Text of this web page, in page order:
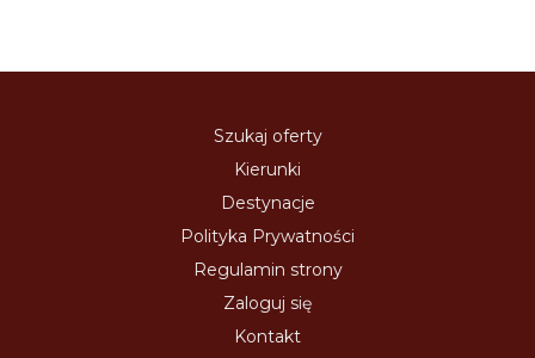
Szukaj oferty
Kierunki
Destynacje
Polityka Prywatności
Regulamin strony
Zaloguj się
Kontakt